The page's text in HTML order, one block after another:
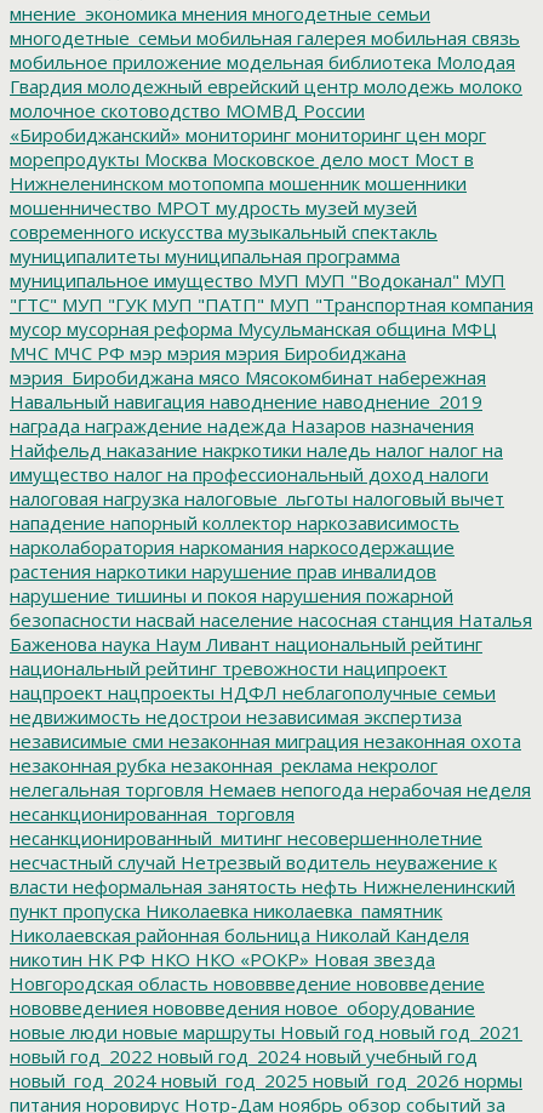
мнение_экономика мнения многодетные семьи
многодетные_семьи мобильная галерея мобильная связь
мобильное приложение модельная библиотека Молодая
Гвардия молодежный еврейский центр молодежь молоко
молочное скотоводство МОМВД России
«Биробиджанский» мониторинг мониторинг цен морг
морепродукты Москва Московское дело мост Мост в
Нижнеленинском мотопомпа мошенник мошенники
мошенничество МРОТ мудрость музей музей
современного искусства музыкальный спектакль
муниципалитеты муниципальная программа
муниципальное имущество МУП МУП "Водоканал" МУП
"ГТС" МУП "ГУК МУП "ПАТП" МУП "Транспортная компания
мусор мусорная реформа Мусульманская община МФЦ
МЧС МЧС РФ мэр мэрия мэрия Биробиджана
мэрия_Биробиджана мясо Мясокомбинат набережная
Навальный навигация наводнение наводнение_2019
награда награждение надежда Назаров назначения
Найфельд наказание накркотики наледь налог налог на
имущество налог на профессиональный доход налоги
налоговая нагрузка налоговые_льготы налоговый вычет
нападение напорный коллектор наркозависимость
нарколаборатория наркомания наркосодержащие
растения наркотики нарушение прав инвалидов
нарушение тишины и покоя нарушения пожарной
безопасности насвай население насосная станция Наталья
Баженова наука Наум Ливант национальный рейтинг
национальный рейтинг тревожности наципроект
нацпроект нацпроекты НДФЛ неблагополучные семьи
недвижимость недострои независимая экспертиза
независимые сми незаконная миграция незаконная охота
незаконная рубка незаконная_реклама некролог
нелегальная торговля Немаев непогода нерабочая неделя
несанкционированная_торговля
несанкционированный_митинг несовершеннолетние
несчастный случай Нетрезвый водитель неуважение к
власти неформальная занятость нефть Нижнеленинский
пункт пропуска Николаевка николаевка_памятник
Николаевская районная больница Николай Канделя
никотин НК РФ НКО НКО «РОКР» Новая звезда
Новгородская область нововвведение нововведение
нововведениея нововведения новое_оборудование
новые люди новые маршруты Новый год новый год_2021
новый год_2022 новый год_2024 новый учебный год
новый_год_2024 новый_год_2025 новый_год_2026 нормы
питания норовирус Нотр-Дам ноябрь обзор событий за